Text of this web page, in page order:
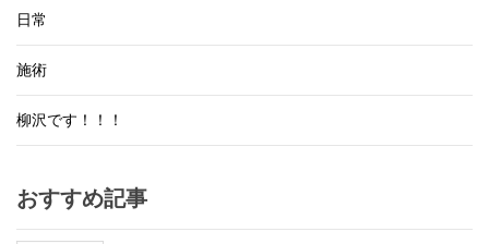
日常
施術
柳沢です！！！
おすすめ記事